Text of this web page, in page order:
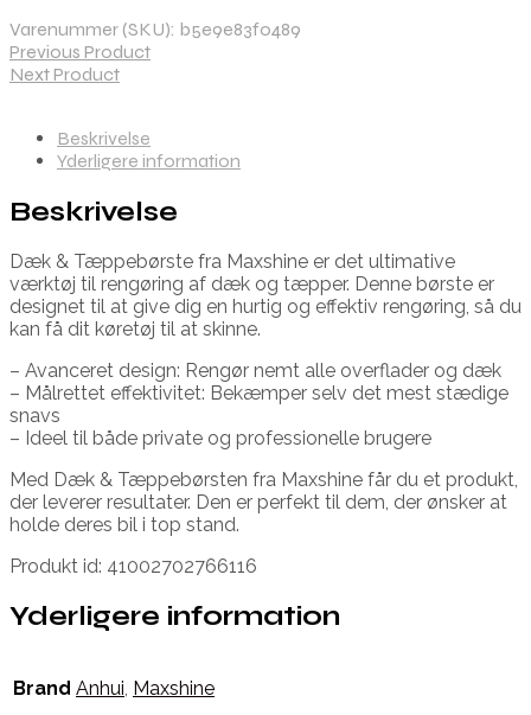
Varenummer (SKU): b5e9e83f0489
Previous Product
Next Product
Beskrivelse
Yderligere information
Beskrivelse
Dæk & Tæppebørste fra Maxshine er det ultimative
værktøj til rengøring af dæk og tæpper. Denne børste er
designet til at give dig en hurtig og effektiv rengøring, så du
kan få dit køretøj til at skinne.
– Avanceret design: Rengør nemt alle overflader og dæk
– Målrettet effektivitet: Bekæmper selv det mest stædige
snavs
– Ideel til både private og professionelle brugere
Med Dæk & Tæppebørsten fra Maxshine får du et produkt,
der leverer resultater. Den er perfekt til dem, der ønsker at
holde deres bil i top stand.
Produkt id: 41002702766116
Yderligere information
Brand Anhui, Maxshine